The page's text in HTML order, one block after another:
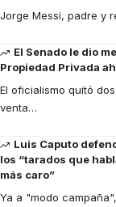
Jorge Messi, padre y
El Senado le dio
Propiedad Privada
El oficialismo quitó
venta…
Luis Caputo
los “tarados que
más caro”
Ya a "modo